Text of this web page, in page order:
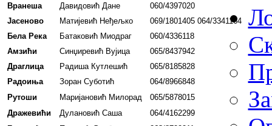
Вранеша
Давидовић Дане
060/4397020
Јасеново
Матијевић Неђељко
069/1801405 064/3341164
Бела Река
Батаковић Миодраг
060/4336118
Амзићи
Синџиревић Вујица
065/8437942
Драглица
Радиша Кутлешић
065/8185828
Радоиња
Зоран Суботић
064/8966848
Рутоши
Маријановић Милорад
065/5878015
Дражевићи
Дулановић Саша
064/4162299